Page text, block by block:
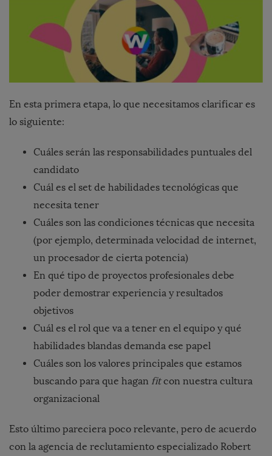
En esta primera etapa, lo que necesitamos clarificar es
lo siguiente:
Cuáles serán las responsabilidades puntuales del
candidato
Cuál es el set de habilidades tecnológicas que
necesita tener
Cuáles son las condiciones técnicas que necesita
(por ejemplo, determinada velocidad de internet,
un procesador de cierta potencia)
En qué tipo de proyectos profesionales debe
poder demostrar experiencia y resultados
objetivos
Cuál es el rol que va a tener en el equipo y qué
habilidades blandas demanda ese papel
Cuáles son los valores principales que estamos
buscando para que hagan fitcon nuestra cultura
organizacional
Esto último pareciera poco relevante, pero de acuerdo
con la agencia de reclutamiento especializado Robert